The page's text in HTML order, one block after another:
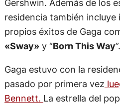
Gershwin. Además de los
residencia también
propios éxitos de Gaga
«Sway»y “Born This Way”.
Gaga estuvo con la
pasado por primera vez
Bennett. La estrella del